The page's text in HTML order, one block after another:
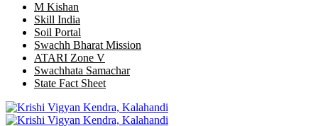
M Kishan
Skill India
Soil Portal
Swachh Bharat Mission
ATARI Zone V
Swachhata Samachar
State Fact Sheet